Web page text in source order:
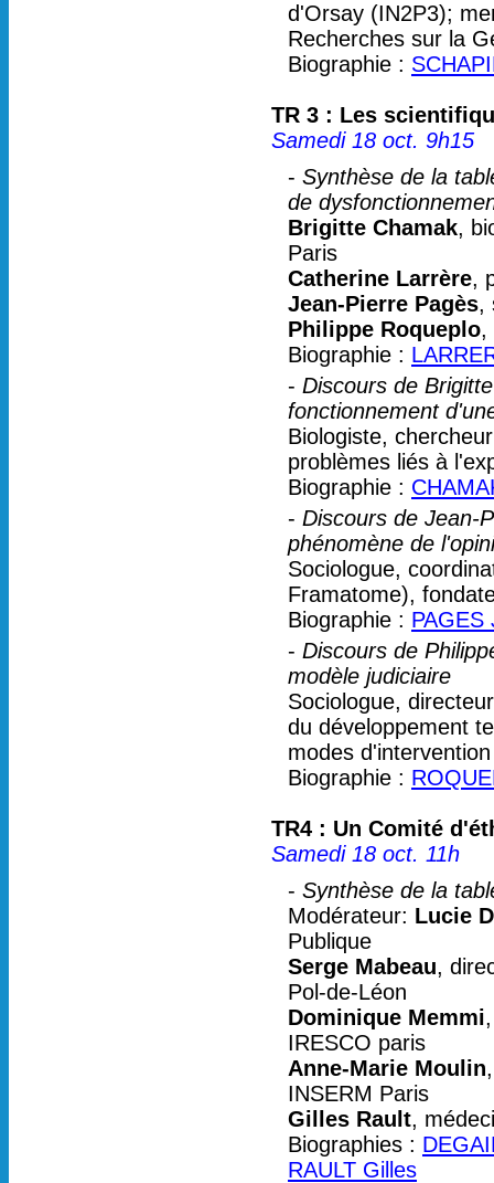
d'Orsay (IN2P3);
Recherches sur la
Biographie :
TR 3 : Les
Samedi 18 oct. 9h15
- Synthèse de la
de
Brigitte Chamak,
Paris
Catherine Larrère,
Jean-Pierre Pagès,
Philippe Roqueplo,
Biographie :
- Discours de
fonctionnement
Biologiste,
problèmes liés à
Biographie :
- Discours de Jean-
phénomène de
Sociologue,
Framatome),
Biographie : PAGES
- Discours de
modèle judiciaire
Sociologue,
du développement
modes
Biographie :
TR4 : Un Comité
Samedi 18 oct. 11h
- Synthèse de la
Modérateur: Lucie
Publique
Serge Mabeau,
Pol-de-Léon
Dominique Memmi
IRESCO paris
Anne-Marie Moulin
INSERM Paris
Gilles Rault,
Biographies :
RAULT Gilles